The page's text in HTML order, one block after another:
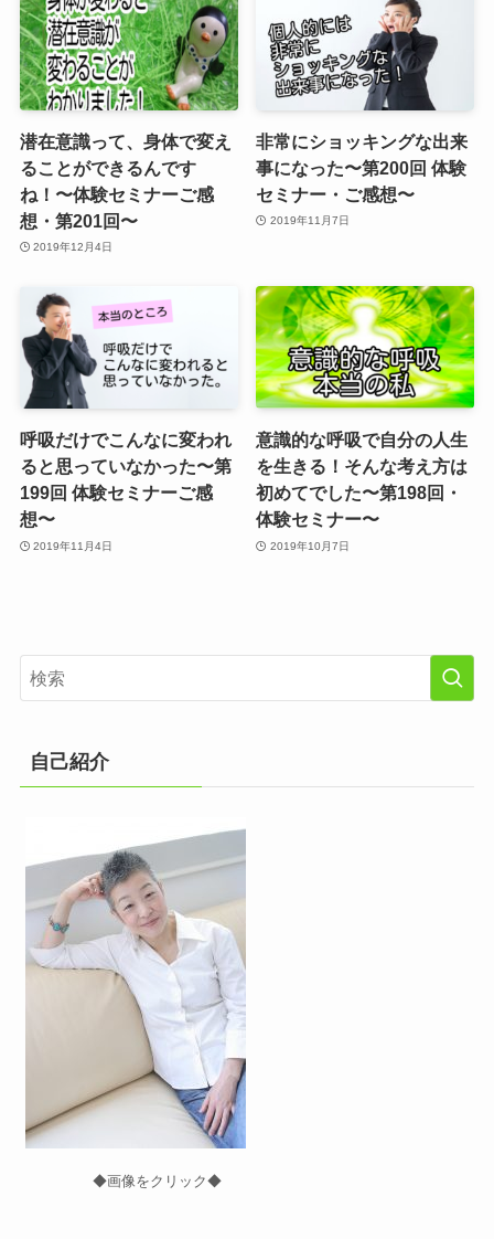
潜在意識って、身体で変え
ることができるんです
ね！〜体験セミナーご感
想・第201回〜
2019年12月4日
非常にショッキングな出来
事になった〜第200回 体験
セミナー・ご感想〜
2019年11月7日
呼吸だけでこんなに変われ
ると思っていなかった〜第
199回 体験セミナーご感
想〜
2019年11月4日
意識的な呼吸で自分の人生
を生きる！そんな考え方は
初めてでした〜第198回・
体験セミナー〜
2019年10月7日
自己紹介
◆画像をクリック◆